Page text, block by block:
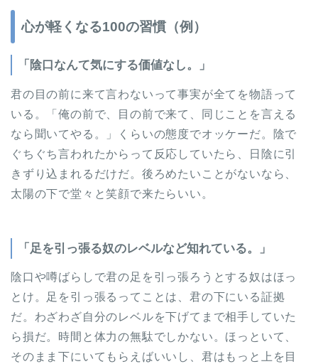
心が軽くなる100の習慣（例）
「陰口なんて気にする価値なし。」
君の目の前に来て言わないって事実が全てを物語って
いる。「俺の前で、目の前で来て、同じことを言える
なら聞いてやる。」くらいの態度でオッケーだ。陰で
ぐちぐち言われたからって反応していたら、日陰に引
きずり込まれるだけだ。後ろめたいことがないなら、
太陽の下で堂々と笑顔で来たらいい。
「足を引っ張る奴のレベルなど知れている。」
陰口や噂ばらしで君の足を引っ張ろうとする奴はほっ
とけ。足を引っ張るってことは、君の下にいる証拠
だ。わざわざ自分のレベルを下げてまで相手していた
ら損だ。時間と体力の無駄でしかない。ほっといて、
そのまま下にいてもらえばいいし、君はもっと上を目